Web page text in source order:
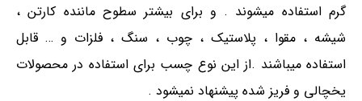
گرم استفاده میشوند . و برای بیشتر سطوح ماننده کارتن ،
شیشه ، مقوا ، پلاستیک ، چوب ، سنگ ، فلزات و … قابل
استفاده میباشند .از این نوع چسب برای استفاده در محصولات
یخچالی و فریز شده پیشنهاد نمیشود .